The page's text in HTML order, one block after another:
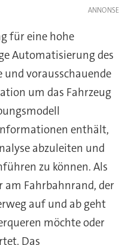
für eine hohe
Automatisierung des
vorausschauende
um das Fahrzeug
enthält,
abzuleiten und
zu können. Als
am Fahrbahnrand, der
auf und ab geht
möchte oder
Das